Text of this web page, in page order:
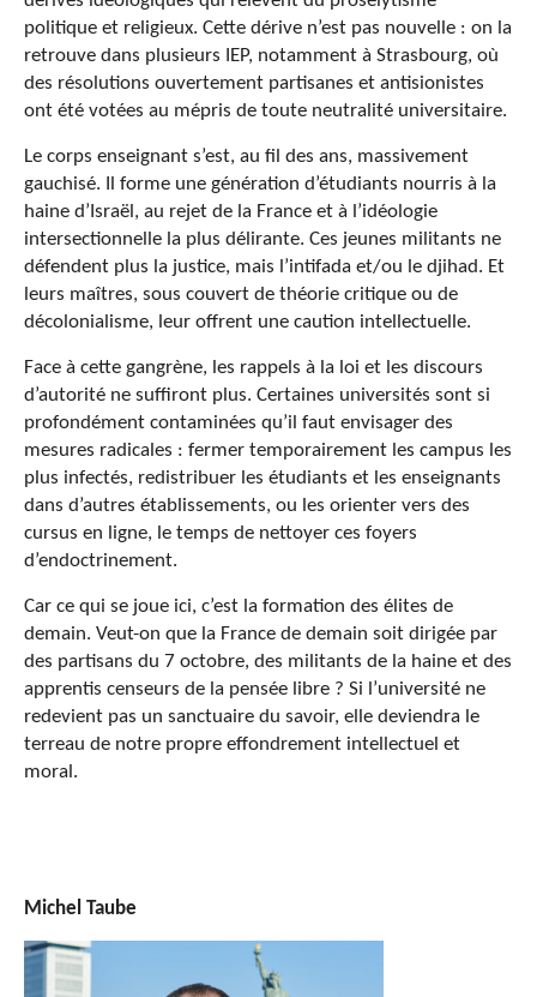
politique et religieux. Cette dérive n’est pas nouvelle : on la
retrouve dans plusieurs IEP, notamment à Strasbourg, où
des résolutions ouvertement partisanes et antisionistes
ont été votées au mépris de toute neutralité universitaire.
Le corps enseignant s’est, au fil des ans, massivement
gauchisé. Il forme une génération d’étudiants nourris à la
haine d’Israël, au rejet de la France et à l’idéologie
intersectionnelle la plus délirante. Ces jeunes militants ne
défendent plus la justice, mais l’intifada et/ou le djihad. Et
leurs maîtres, sous couvert de théorie critique ou de
décolonialisme, leur offrent une caution intellectuelle.
Face à cette gangrène, les rappels à la loi et les discours
d’autorité ne suffiront plus. Certaines universités sont si
profondément contaminées qu’il faut envisager des
mesures radicales : fermer temporairement les campus les
plus infectés, redistribuer les étudiants et les enseignants
dans d’autres établissements, ou les orienter vers des
cursus en ligne, le temps de nettoyer ces foyers
d’endoctrinement.
Car ce qui se joue ici, c’est la formation des élites de
demain. Veut-on que la France de demain soit dirigée par
des partisans du 7 octobre, des militants de la haine et des
apprentis censeurs de la pensée libre ? Si l’université ne
redevient pas un sanctuaire du savoir, elle deviendra le
terreau de notre propre effondrement intellectuel et
moral.
Michel Taube